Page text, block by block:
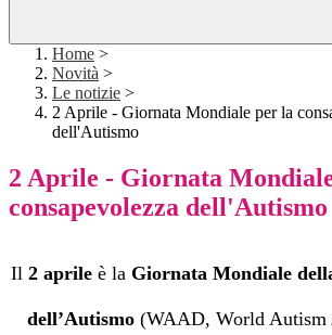
Home >
Novità >
Le notizie >
2 Aprile - Giornata Mondiale per la
dell'Autismo
2 Aprile - Giornata
consapevolezza dell'Autismo
Il 2 aprile è la Giornata Mondiale
dell’Autismo (WAAD, World Autism